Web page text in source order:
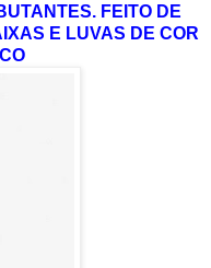
FEITO DE
E LUVAS DE COR